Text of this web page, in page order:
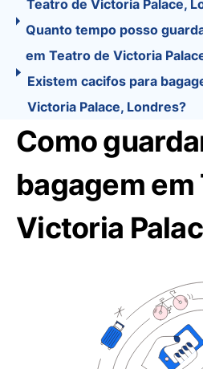
Teatro de Victoria Palace,
Quanto tempo posso
em Teatro de Victoria
Existem cacifos para
Victoria Palace, Londres?
Como
bagagem em
Victoria